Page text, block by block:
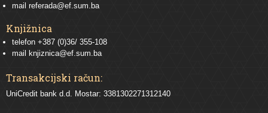
mail referada@ef.sum.ba
Knjižnica
telefon +387 (0)36/ 355-108
mail
knjiznica@ef.sum.ba
Transakcijski račun:
UniCredit bank d.d. Mostar: 3381302271312140